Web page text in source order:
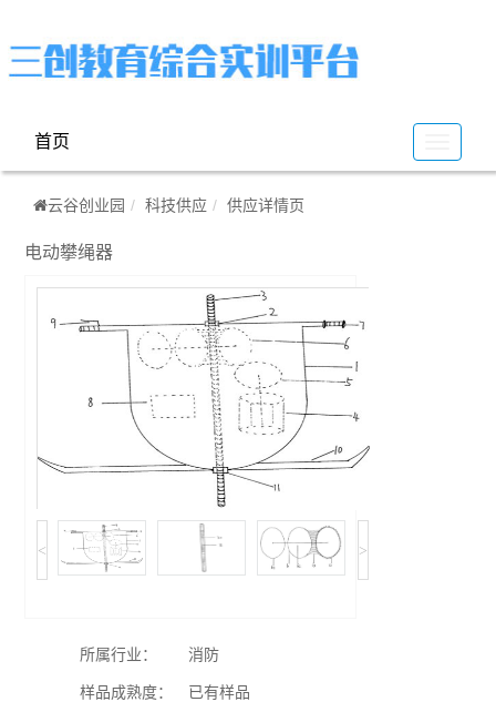
谷
首页
云谷创业园 科技供应 供应详情页
电动攀绳器
< >
所属行业： 消防
样品成熟度： 已有样品